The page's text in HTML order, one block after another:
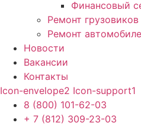
Финансовый
Ремонт
Ремонт
Новости
Вакансии
Контакты
Icon-envelope2 Icon-support1
8 (800) 101-62-03
+ 7 (812) 309-23-03